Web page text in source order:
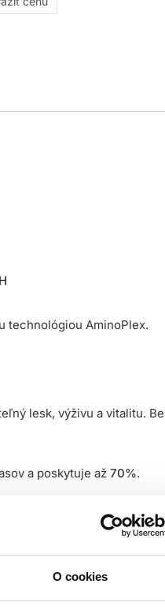
O cookies
technológiou AminoPlex.
lesk, výživu a vitalitu.
a poskytuje až 70%.
náš záväzok k